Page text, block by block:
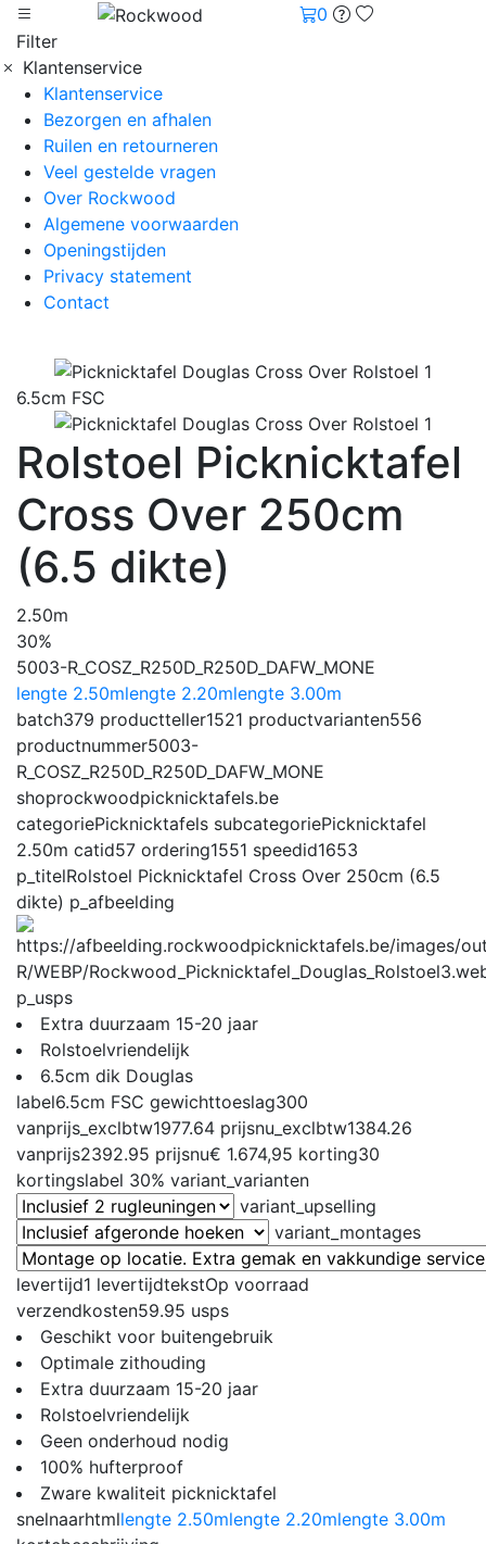
0
Filter
Klantenservice
Klantenservice
Bezorgen en afhalen
Ruilen en retourneren
Veel gestelde vragen
Over Rockwood
Algemene voorwaarden
Openingstijden
Privacy statement
Contact
6.5cm FSC
Rolstoel Picknicktafel
Cross Over 250cm
(6.5 dikte)
2.50m
30%
5003-R_COSZ_R250D_R250D_DAFW_MONE
lengte 2.50mlengte 2.20mlengte 3.00m
batch379 productteller1521 productvarianten556
productnummer5003-
R_COSZ_R250D_R250D_DAFW_MONE
shoprockwoodpicknicktafels.be
categoriePicknicktafels subcategoriePicknicktafel
2.50m catid57 ordering1551 speedid1653
p_titelRolstoel Picknicktafel Cross Over 250cm (6.5
dikte) p_afbeelding
p_usps
Extra duurzaam 15-20 jaar
Rolstoelvriendelijk
6.5cm dik Douglas
label6.5cm FSC gewichttoeslag300
vanprijs_exclbtw1977.64 prijsnu_exclbtw1384.26
vanprijs2392.95 prijsnu€ 1.674,95 korting30
kortingslabel 30% variant_varianten
variant_upselling
variant_montages
levertijd1 levertijdtekstOp voorraad
verzendkosten59.95 usps
Geschikt voor buitengebruik
Optimale zithouding
Extra duurzaam 15-20 jaar
Rolstoelvriendelijk
Geen onderhoud nodig
100% hufterproof
Zware kwaliteit picknicktafel
snelnaarhtmllengte 2.50mlengte 2.20mlengte 3.00m